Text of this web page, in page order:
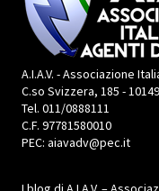
A.I.A.V. - Associazione
C.so Svizzera, 185 -
Tel. 011/0888111
C.F. 97781580010
PEC: aiavadv@pec.it